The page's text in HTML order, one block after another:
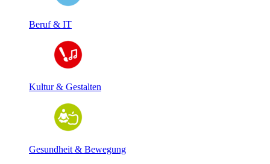
Beruf & IT
Kultur & Gestalten
Gesundheit & Bewegung